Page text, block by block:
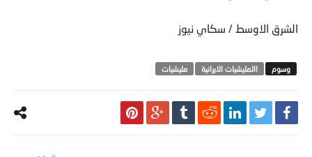
الشرق الاوسط / سكاي نيوز
االمليشيات الايرانية مليشيات